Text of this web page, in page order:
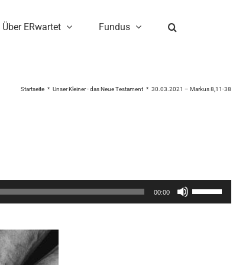
Über ERwartet Fundus
Startseite Unser Kleiner - das Neue Testament 30.03.2021 – Markus 8,11-38
00:00